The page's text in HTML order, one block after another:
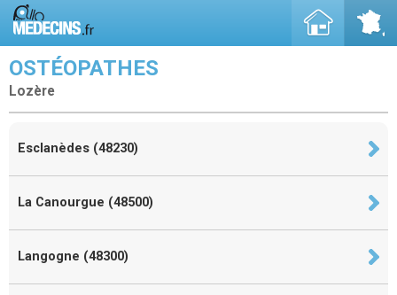
OSTÉOPATHES
Lozère
Esclanèdes (48230)
La Canourgue (48500)
Langogne (48300)